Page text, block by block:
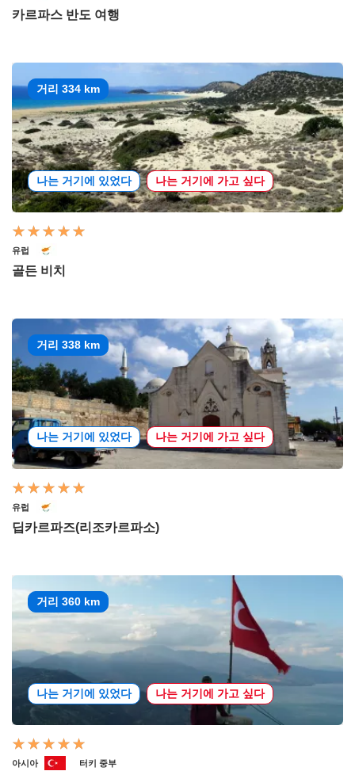
카르파스 반도 여행
거리 334 km
나는 거기에 있었다 나는 거기에 가고 싶다
유럽
골든 비치
거리 338 km
나는 거기에 있었다 나는 거기에 가고 싶다
유럽
딥카르파즈(리조카르파소)
거리 360 km
나는 거기에 있었다 나는 거기에 가고 싶다
아시아 터키 중부